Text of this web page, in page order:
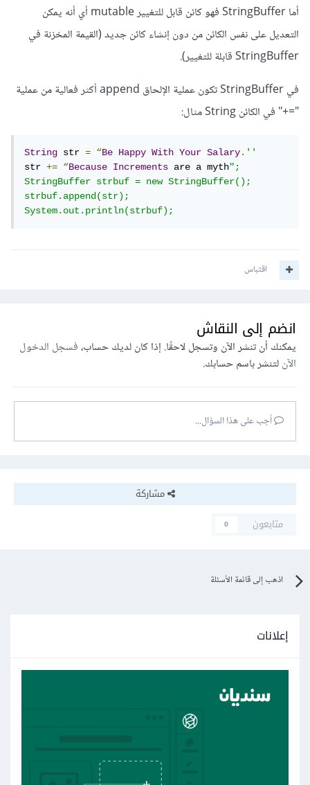
أما StringBuffer فهو كائن قابل للتغيير mutable أي أنه يمكن
التعديل على نفس الكائن من دون إنشاء كائن جديد (القيمة المخزنة في
StringBuffer قابلة للتغيير).
في StringBuffer تكون عملية الإلحاق append أكثر فعالية من عملية
"=+" في الكائن String مثال:
String str = “Be Happy With Your Salary.''
str += “Because Increments are a myth";
StringBuffer strbuf = new StringBuffer();
strbuf.append(str);
System.out.println(strbuf);
اقتباس
انضم إلى النقاش
يمكنك أن تنشر الآن وتسجل لاحقًا. إذا كان لديك حساب،فسجل الدخول
الآنلتنشر باسم حسابك.
أجب على هذا السؤال...
مشاركة
متابعون
0
اذهب إلى قائمة الأسئلة
إعلانات